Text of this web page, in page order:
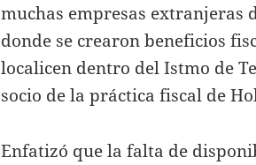
muchas empresas extranjeras
donde se crearon beneficios
localicen dentro del Istmo de
socio de la práctica fiscal de
Enfatizó que la falta de